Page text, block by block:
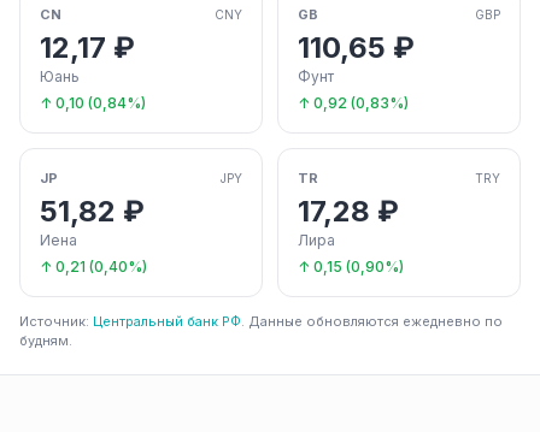
CN CNY
12,17 ₽
Юань
↑ 0,10 (0,84%)
GB GBP
110,65 ₽
Фунт
↑ 0,92 (0,83%)
JP JPY
51,82 ₽
Иена
↑ 0,21 (0,40%)
TR TRY
17,28 ₽
Лира
↑ 0,15 (0,90%)
Источник: Центральный банк РФ. Данные обновляются ежедневно по
будням.